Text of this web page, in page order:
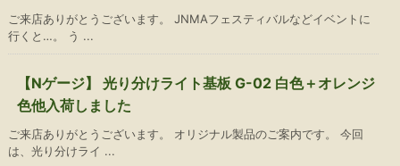
ご来店ありがとうございます。 JNMAフェスティバルなどイベントに
行くと…。 う ...
【Nゲージ】 光り分けライト基板 G-02 白色＋オレンジ
色他入荷しました
ご来店ありがとうございます。 オリジナル製品のご案内です。 今回
は、光り分けライ ...